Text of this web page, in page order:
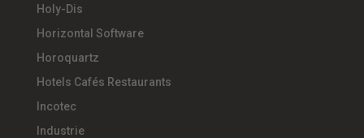
Holy-Dis
Horizontal Software
Horoquartz
Hotels Cafés Restaurants
Incotec
Industrie